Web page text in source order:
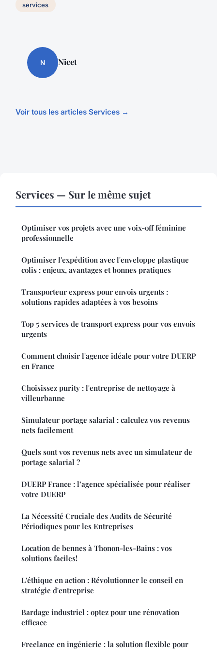
services
N Nicet
Voir tous les articles Services →
Services — Sur le même sujet
Optimiser vos projets avec une voix-off féminine
professionnelle
Optimiser l'expédition avec l'enveloppe plastique
colis : enjeux, avantages et bonnes pratiques
Transporteur express pour envois urgents :
solutions rapides adaptées à vos besoins
Top 5 services de transport express pour vos envois
urgents
Comment choisir l'agence idéale pour votre DUERP
en France
Choisissez purity : l'entreprise de nettoyage à
villeurbanne
Simulateur portage salarial : calculez vos revenus
nets facilement
Quels sont vos revenus nets avec un simulateur de
portage salarial ?
DUERP France : l’agence spécialisée pour réaliser
votre DUERP
La Nécessité Cruciale des Audits de Sécurité
Périodiques pour les Entreprises
Location de bennes à Thonon-les-Bains : vos
solutions faciles!
L'éthique en action : Révolutionner le conseil en
stratégie d'entreprise
Bardage industriel : optez pour une rénovation
efficace
Freelance en ingénierie : la solution flexible pour